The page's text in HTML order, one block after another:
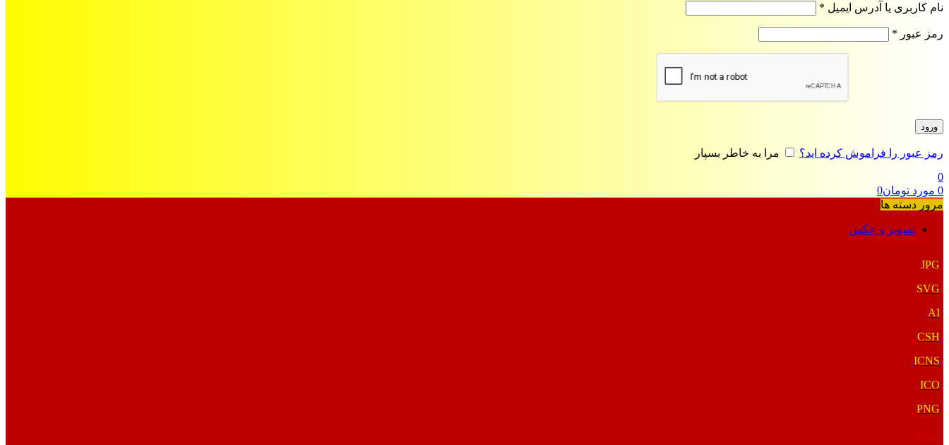
نام کاربری یا آدرس ایمیل *
رمز عبور *
ورود
رمز عبور را فراموش کرده اید؟
مرا به خاطر بسپار
0
0 مورد تومان0
مرور دسته ها
تصویر و عکس
فرمت‌های خاص
JPG
SVG
AI
CSH
ICNS
ICO
PNG